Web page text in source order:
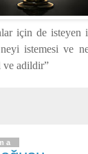
için de isteyen
istemesi ve
ve adildir”